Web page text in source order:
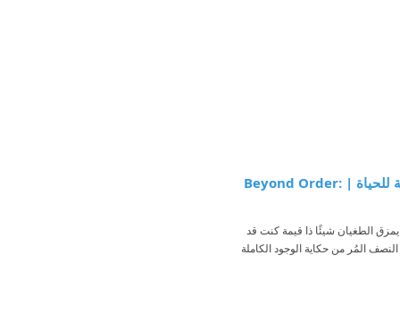
اقتباسات من كتاب ما وراء النظام : 12 قاعدة إضافية للحياة | Beyond Order:
الطغيان شيئًا ذا قيمة كنت قد
المُر من حكاية الوجود الكاملة